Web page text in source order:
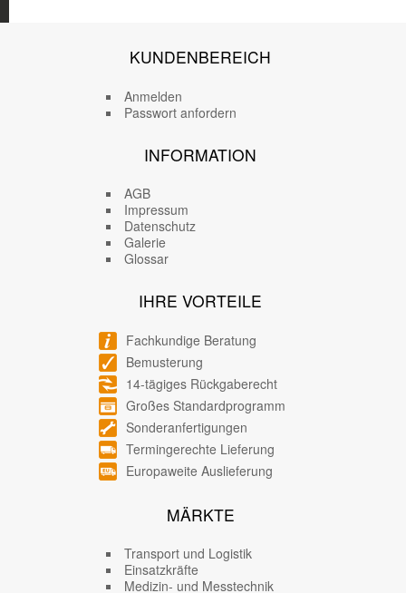
KUNDENBEREICH
Anmelden
Passwort anfordern
INFORMATION
AGB
Impressum
Datenschutz
Galerie
Glossar
IHRE VORTEILE
Fachkundige Beratung
Bemusterung
14-tägiges Rückgaberecht
Großes Standardprogramm
Sonderanfertigungen
Termingerechte Lieferung
Europaweite Auslieferung
MÄRKTE
Transport und Logistik
Einsatzkräfte
Medizin- und Messtechnik